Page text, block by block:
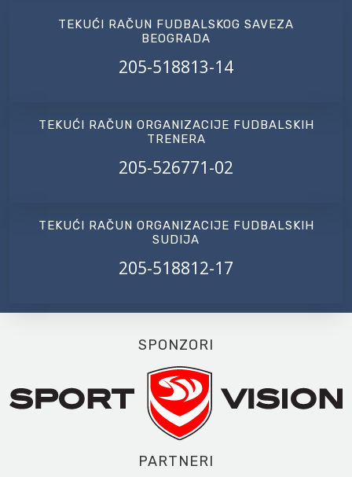
TEKUĆI RAČUN FUDBALSKOG SAVEZA
BEOGRADA
205-518813-14
TEKUĆI RAČUN ORGANIZACIJE FUDBALSKIH
TRENERA
205-526771-02
TEKUĆI RAČUN ORGANIZACIJE FUDBALSKIH
SUDIJA
205-518812-17
SPONZORI
PARTNERI